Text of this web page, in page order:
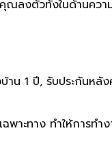
ลงตัวทั้งในด้านควา
าน 1 ปี, รับประกันห
พาะทาง ทำให้การท